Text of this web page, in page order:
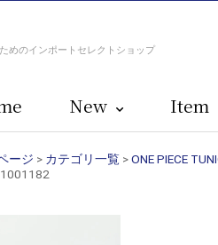
めのインポートセレクトショップ
New Item
ージ > カテゴリ一覧 >ONE PIECE